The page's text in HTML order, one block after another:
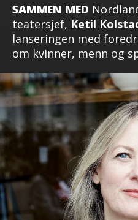
SAMMEN MED
teatersjef, Ketil
lanseringen med
om kvinner, menn og